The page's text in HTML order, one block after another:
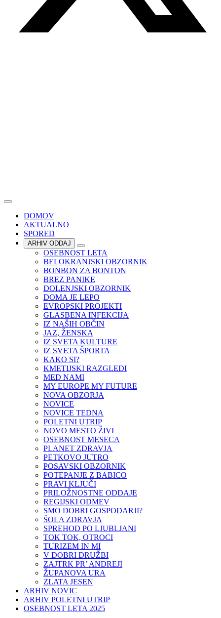
DOMOV
AKTUALNO
SPORED
ARHIV ODDAJ
OSEBNOST LETA
BELOKRANJSKI OBZORNIK
BONBON ZA BONTON
BREZ PANIKE
DOLENJSKI OBZORNIK
DOMA JE LEPO
EVROPSKI PROJEKTI
GLASBENA INFEKCIJA
IZ NAŠIH OBČIN
JAZ, ŽENSKA
IZ SVETA KULTURE
IZ SVETA ŠPORTA
KAKO SI?
KMETIJSKI RAZGLEDI
MED NAMI
MY EUROPE MY FUTURE
NOVA OBZORJA
NOVICE
NOVICE TEDNA
POLETNI UTRIP
NOVO MESTO ŽIVI
OSEBNOST MESECA
PLANET ZDRAVJA
PETKOVO JUTRO
POSAVSKI OBZORNIK
POTEPANJE Z BABICO
PRAVI KLJUČI
PRILOŽNOSTNE ODDAJE
REGIJSKI ODMEV
SMO DOBRI GOSPODARJI?
ŠOLA ZDRAVJA
SPREHOD PO LJUBLJANI
TOK TOK, OTROCI
TURIZEM IN MI
V DOBRI DRUŽBI
ZAJTRK PR’ ANDREJI
ŽUPANOVA URA
ZLATA JESEN
ARHIV NOVIC
ARHIV POLETNI UTRIP
OSEBNOST LETA 2025